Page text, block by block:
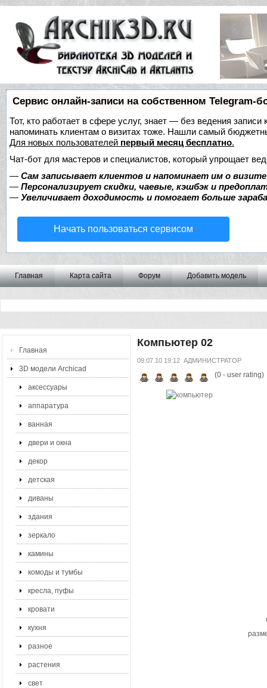
Сервис онлайн-записи на собственном Telegram-
Тот, кто работает в сфере услуг, знает — без ведения
напоминать клиентам о визитах тоже. Нашли самый
Для новых пользователей первый месяц бесплатно.
Чат-бот для мастеров и специалистов, который упрощает
— Сам записывает клиентов и напоминает им о
— Персонализирует скидки, чаевые, кэшбэк и
— Увеличивает доходимость и помогает больше
Начать пользоваться сервисом
Главная Карта сайта Форум Добавить модель
Главная
3D модели Archicad
аксессуары
аппаратура
ванная
двери и окна
декор
детская
диваны
здания
зеркало
камины
комоды и тумбы
кресла, пуфы
кровати
кухня
разное
растения
свет
Компьютер 02
09.07.10 19:12 АДМИНИСТРАТОР
(0- user rating)